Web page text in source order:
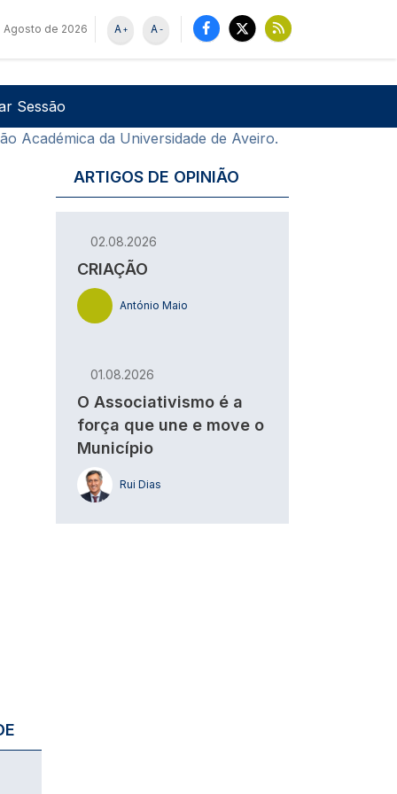
Agosto de 2026 -
A
+
A
de utilizador
Sessão
Académica da Universidade de Aveiro.
ARTIGOS DE OPINIÃO
02.08.2026
CRIAÇÃO
António Maio
01.08.2026
O Associativismo é a
força que une e move o
Município
Rui Dias